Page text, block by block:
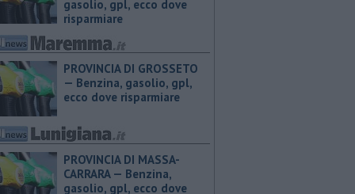
gasolio, gpl, ecco dove
risparmiare
PROVINCIA DI GROSSETO
— ​Benzina, gasolio, gpl,
ecco dove risparmiare
PROVINCIA DI MASSA-
CARRARA — ​Benzina,
gasolio, gpl, ecco dove